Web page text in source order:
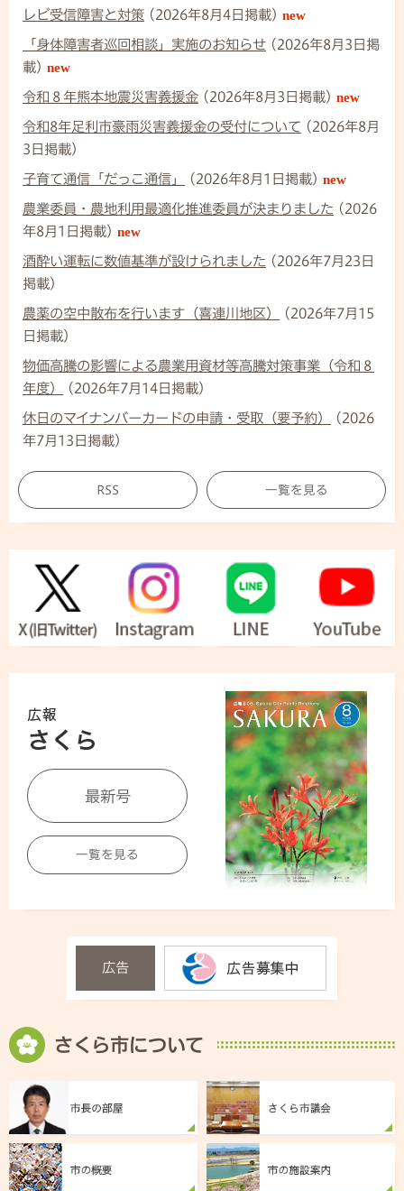
RSS 一覧を見る
レビ受信障害と対策 (2026年8月4日掲載) new
「身体障害者巡回相談」実施のお知らせ (2026年8月3日掲
載) new
令和８年熊本地震災害義援金 (2026年8月3日掲載) new
令和8年足利市豪雨災害義援金の受付について (2026年8月
3日掲載)
子育て通信「だっこ通信」 (2026年8月1日掲載) new
農業委員・農地利用最適化推進委員が決まりました (2026
年8月1日掲載) new
酒酔い運転に数値基準が設けられました (2026年7月23日
掲載)
農薬の空中散布を行います（喜連川地区）
(2026年7月15
日掲載)
物価高騰の影響による農業用資材等高騰対策事業（令和８
年度）
(2026年7月14日掲載)
休日のマイナンバーカードの申請・受取（要予約）
(2026
年7月13日掲載)
最新号
一覧を見る
広告
さくら市について